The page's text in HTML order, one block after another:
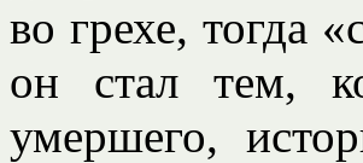
во грехе, тогда
он стал тем,
умершего,